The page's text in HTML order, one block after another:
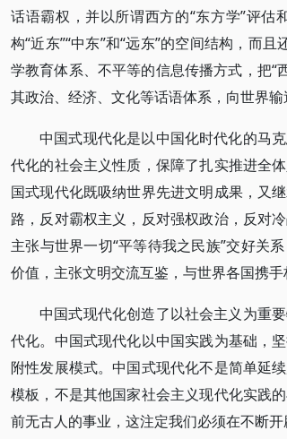
话语霸权，并以所谓西方的“东方学”评
构“近东”“中东”和“远东”的空间结构，而
学教育体系、不平等的信息传播方式，把“
其政治、经济、文化等话语体系，向世界
中国式现代化是以中国化时代化的马
代化的社会主义性质，保障了扎实推进全
国式现代化既吸纳世界先进文明成果，又
路，反对霸权主义，反对强权政治，反对
主张与世界一切“平等待我之民族”交好关
价值，主张文明交流互鉴，与世界各国携手
中国式现代化创造了以社会主义为重
代化。中国式现代化以中国实践为基础，
附性发展模式。中国式现代化不是简单延
模板，不是其他国家社会主义现代化实践
前无古人的事业，这注定我们必须在不断开